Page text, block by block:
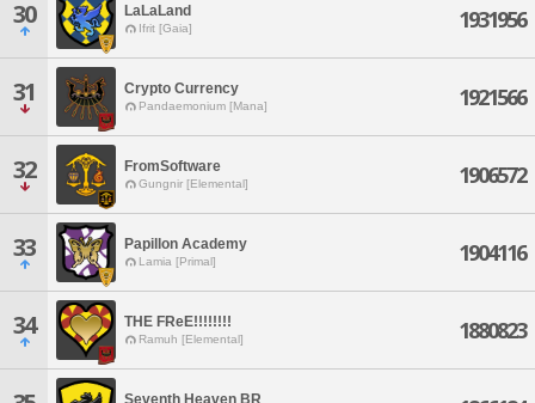
30 LaLaLand
Ifrit [Gaia] 1931956
31 Crypto Currency
Pandaemonium [Mana] 1921566
32 FromSoftware
Gungnir [Elemental] 1906572
33 Papillon Academy
Lamia [Primal] 1904116
34 THE FReE!!!!!!!!
Ramuh [Elemental] 1880823
Seventh Heaven BR